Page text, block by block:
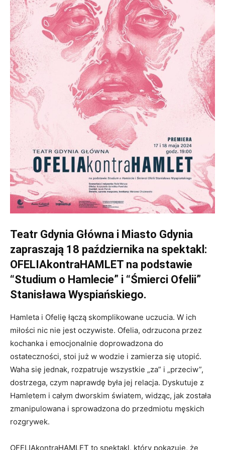
Teatr Gdynia Główna i Miasto Gdynia
zapraszają 18 października na spektakl:
OFELIAkontraHAMLET na podstawie
“Studium o Hamlecie” i “Śmierci Ofelii”
Stanisława Wyspiańskiego.
Hamleta i Ofelię łączą skomplikowane uczucia. W ich
miłości nic nie jest oczywiste. Ofelia, odrzucona przez
kochanka i emocjonalnie doprowadzona do
ostateczności, stoi już w wodzie i zamierza się utopić.
Waha się jednak, rozpatruje wszystkie „za” i „przeciw”,
dostrzega, czym naprawdę była jej relacja. Dyskutuje z
Hamletem i całym dworskim światem, widząc, jak została
zmanipulowana i sprowadzona do przedmiotu męskich
rozgrywek.
OFELIAkontraHAMLET to spektakl, który pokazuje, że